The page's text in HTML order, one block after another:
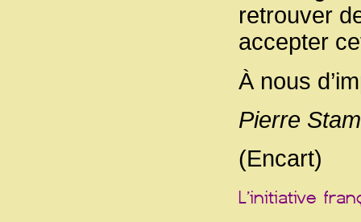
retrouver
accepter
À nous
Pierre
(Encart)